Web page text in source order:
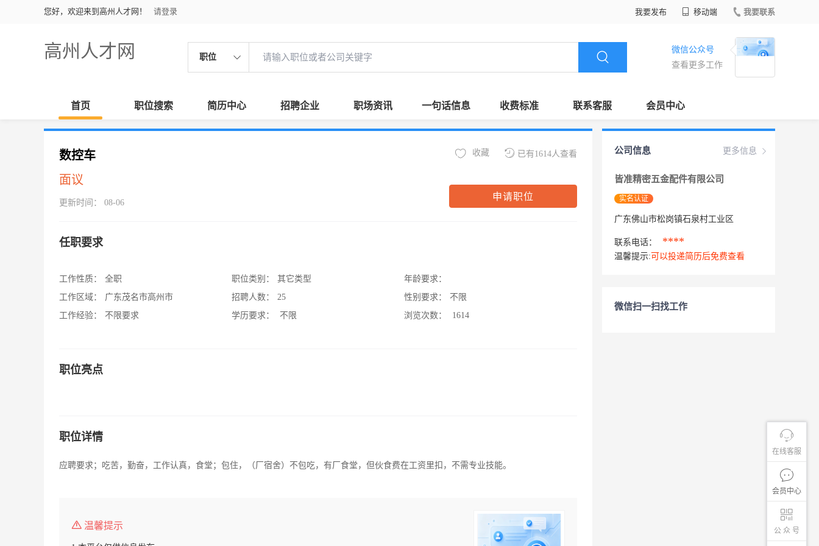
您好，欢迎来到高州人才网！ 请登录 我要发布 移动端 我要联系
高州人才网 职位
微信公众号
查看更多工作
首页 职位搜索 简历中心 招聘企业 职场资讯 一句话信息 收费标准 联系客服 会员中心
在线客服
会员中心
公 众 号
数控车
面议
更新时间： 08-06
已有1614人查看
收藏
申请职位
任职要求
工作性质：
全职
工作区域：
广东茂名市高州市
工作经验：
不限要求
职位类别：
其它类型
招聘人数：
25
学历要求：
不限
年龄要求：
性别要求：
不限
浏览次数：
1614
职位亮点
职位详情
应聘要求；吃苦，勤奋，工作认真，食堂；包住，（厂宿舍）不包吃，有厂食堂，但伙食费在工资里扣，不需专业技能。
温馨提示
更多信息
公司信息
皆准精密五金配件有限公司
实名认证
广东佛山市松岗镇石泉村工业区
联系电话： ****
温馨提示: 可以投递简历后免费查看
微信扫一扫找工作